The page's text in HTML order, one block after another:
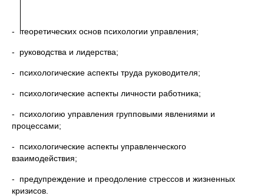
- теоретических основ психологии управления;
- руководства и лидерства;
- психологические аспекты труда руководителя;
- психологические аспекты личности работника;
- психологию управления групповыми явлениями и
процессами;
- психологические аспекты управленческого
взаимодействия;
- предупреждение и преодоление стрессов и жизненных
кризисов.